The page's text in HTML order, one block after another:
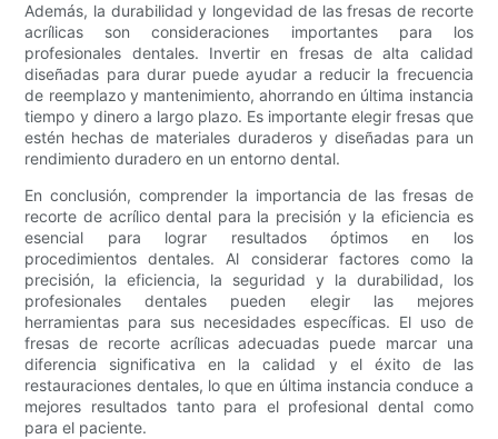
Además, la durabilidad y longevidad de las fresas de recorte
acrílicas son consideraciones importantes para los
profesionales dentales. Invertir en fresas de alta calidad
diseñadas para durar puede ayudar a reducir la frecuencia
de reemplazo y mantenimiento, ahorrando en última instancia
tiempo y dinero a largo plazo. Es importante elegir fresas que
estén hechas de materiales duraderos y diseñadas para un
rendimiento duradero en un entorno dental.
En conclusión, comprender la importancia de las fresas de
recorte de acrílico dental para la precisión y la eficiencia es
esencial para lograr resultados óptimos en los
procedimientos dentales. Al considerar factores como la
precisión, la eficiencia, la seguridad y la durabilidad, los
profesionales dentales pueden elegir las mejores
herramientas para sus necesidades específicas. El uso de
fresas de recorte acrílicas adecuadas puede marcar una
diferencia significativa en la calidad y el éxito de las
restauraciones dentales, lo que en última instancia conduce a
mejores resultados tanto para el profesional dental como
para el paciente.